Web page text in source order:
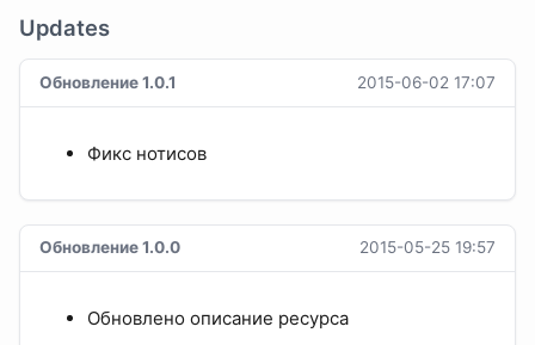
Updates
Обновление 1.0.1 2015-06-02 17:07
Фикс нотисов
Обновление 1.0.0 2015-05-25 19:57
Обновлено описание ресурса